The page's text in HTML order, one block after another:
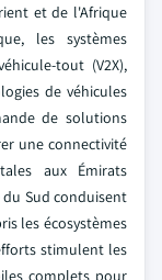
et de l'Afrique
les systèmes
tout (V2X),
de véhicules
de solutions
une connectivité
aux Émirats
Sud conduisent
les écosystèmes
stimulent les
complets pour